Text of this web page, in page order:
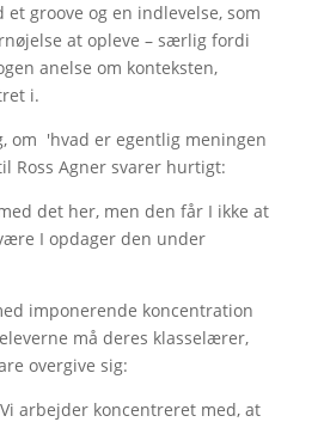
et groove og en indlevelse, som
at opleve – særlig fordi
anelse om konteksten,
i.
om 'hvad er egentlig meningen
Ross Agner svarer hurtigt:
det her, men den får I ikke at
I opdager den under
imponerende koncentration
må deres klasselærer,
overgive sig:
arbejder koncentreret med, at